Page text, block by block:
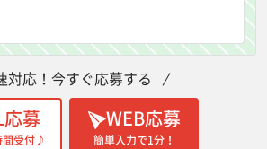
対応！今すぐ応募する
WEB応募
簡単入力で1分！
募
受付♪